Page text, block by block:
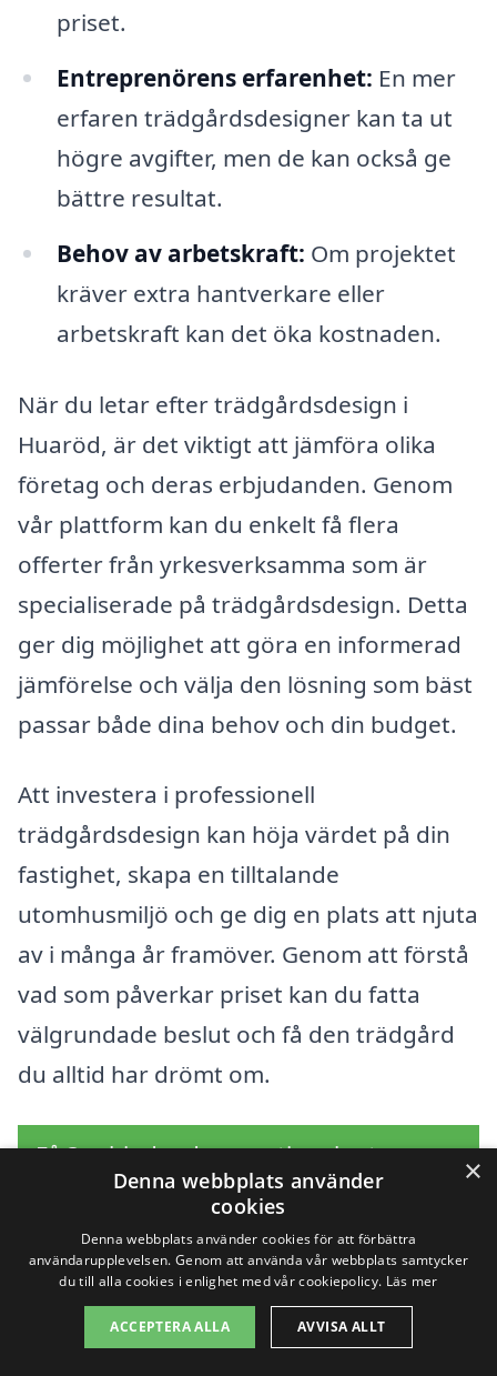
priset.
Entreprenörens erfarenhet: En mer
erfaren trädgårdsdesigner kan ta ut
högre avgifter, men de kan också ge
bättre resultat.
Behov av arbetskraft: Om projektet
kräver extra hantverkare eller
arbetskraft kan det öka kostnaden.
När du letar efter trädgårdsdesign i
Huaröd, är det viktigt att jämföra olika
företag och deras erbjudanden. Genom
vår plattform kan du enkelt få flera
offerter från yrkesverksamma som är
specialiserade på trädgårdsdesign. Detta
ger dig möjlighet att göra en informerad
jämförelse och välja den lösning som bäst
passar både dina behov och din budget.
Att investera i professionell
trädgårdsdesign kan höja värdet på din
fastighet, skapa en tilltalande
utomhusmiljö och ge dig en plats att njuta
av i många år framöver. Genom att förstå
vad som påverkar priset kan du fatta
välgrundade beslut och få den trädgård
du alltid har drömt om.
Få 3 erbjudanden, gratis och utan
förpliktelser
Sök efter en
×
Denna webbplats använder
cookies
Denna webbplats använder cookies för att förbättra
användarupplevelsen. Genom att använda vår webbplats samtycker
du till alla cookies i enlighet med vår cookiepolicy. Läs mer
ACCEPTERA ALLA AVVISA ALLT